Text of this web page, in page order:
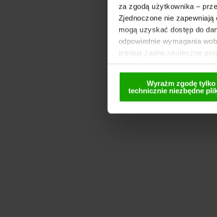
za zgodą użytkownika –
Zjednoczone nie
mogą uzyskać dostęp do
odpowiednie wymagania
istnieją żadne skuteczne
dezaktywacji znajdują się
Wyrażm zgodę tylko
technicznie niezbędne